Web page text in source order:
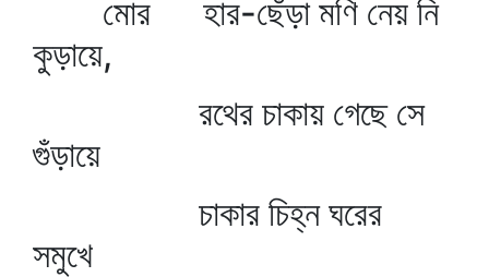
মোর হার-ছেঁড়া মণি নেয় নি
কুড়ায়ে,
রথের চাকায় গেছে সে
গুঁড়ায়ে
চাকার চিহ্ন ঘরের
সমুখে